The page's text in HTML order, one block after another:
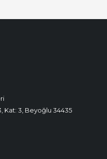
Kat: 3, Beyoğlu 34435